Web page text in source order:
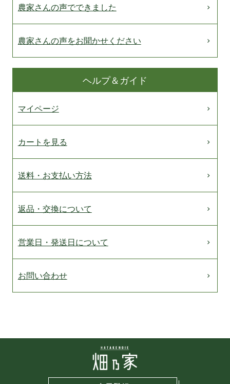
農家さんの声でできました
農家さんの声をお聞かせください
ヘルプ＆ガイド
マイページ
カートを見る
送料・お支払い方法
返品・交換について
営業日・発送日について
お問い合わせ